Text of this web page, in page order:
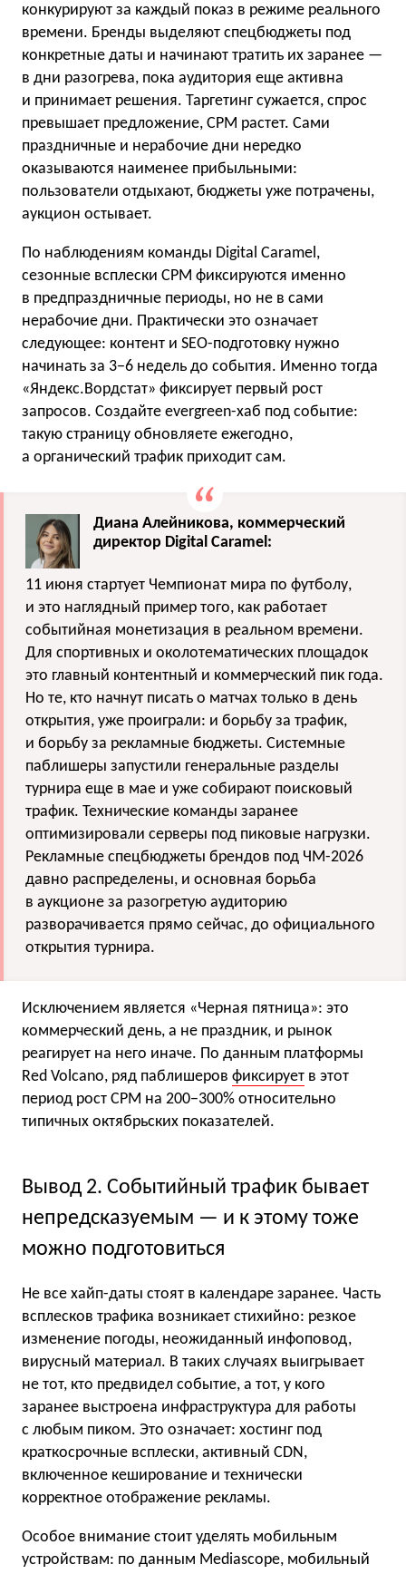
конкурируют за каждый показ в режиме реального
времени. Бренды выделяют спецбюджеты под
конкретные даты и начинают тратить их заранее —
в дни разогрева, пока аудитория еще активна
и принимает решения. Таргетинг сужается, спрос
превышает предложение, CPM растет. Сами
праздничные и нерабочие дни нередко
оказываются наименее прибыльными:
пользователи отдыхают, бюджеты уже потрачены,
аукцион остывает.
По наблюдениям команды Digital Caramel,
сезонные всплески CPM фиксируются именно
в предпраздничные периоды, но не в сами
нерабочие дни. Практически это означает
следующее: контент и SEO-подготовку нужно
начинать за 3−6 недель до события. Именно тогда
«Яндекс.Вордстат» фиксирует первый рост
запросов. Создайте evergreen-хаб под событие:
такую страницу обновляете ежегодно,
а органический трафик приходит сам.
Диана Алейникова, коммерческий
директор Digital Caramel:
11 июня стартует Чемпионат мира по футболу,
и это наглядный пример того, как работает
событийная монетизация в реальном времени.
Для спортивных и околотематических площадок
это главный контентный и коммерческий пик года.
Но те, кто начнут писать о матчах только в день
открытия, уже проиграли: и борьбу за трафик,
и борьбу за рекламные бюджеты. Системные
паблишеры запустили генеральные разделы
турнира еще в мае и уже собирают поисковый
трафик. Технические команды заранее
оптимизировали серверы под пиковые нагрузки.
Рекламные спецбюджеты брендов под ЧМ-2026
давно распределены, и основная борьба
в аукционе за разогретую аудиторию
разворачивается прямо сейчас, до официального
открытия турнира.
Исключением является «Черная пятница»: это
коммерческий день, а не праздник, и рынок
реагирует на него иначе. По данным платформы
Red Volcano, ряд паблишеров фиксирует в этот
период рост CPM на 200−300% относительно
типичных октябрьских показателей.
Вывод 2. Событийный трафик бывает
непредсказуемым — и к этому тоже
можно подготовиться
Не все хайп-даты стоят в календаре заранее. Часть
всплесков трафика возникает стихийно: резкое
изменение погоды, неожиданный инфоповод,
вирусный материал. В таких случаях выигрывает
не тот, кто предвидел событие, а тот, у кого
заранее выстроена инфраструктура для работы
с любым пиком. Это означает: хостинг под
краткосрочные всплески, активный CDN,
включенное кеширование и технически
корректное отображение рекламы.
Особое внимание стоит уделять мобильным
устройствам: по данным Mediascope, мобильный